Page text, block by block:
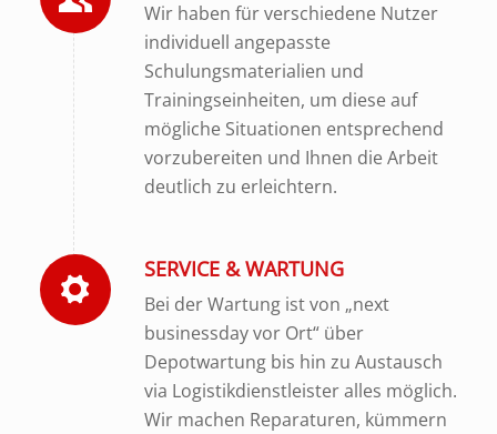
Wir haben für verschiedene Nutzer
individuell angepasste
Schulungsmaterialien und
Trainingseinheiten, um diese auf
mögliche Situationen entsprechend
vorzubereiten und Ihnen die Arbeit
deutlich zu erleichtern.
SERVICE & WARTUNG
Bei der Wartung ist von „next
businessday vor Ort“ über
Depotwartung bis hin zu Austausch
via Logistikdienstleister alles möglich.
Wir machen Reparaturen, kümmern